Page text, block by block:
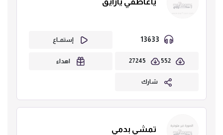
ياعاطفي يارايق
إستمــاع
552
27245 اهداء
شارك
تمشي بدمي